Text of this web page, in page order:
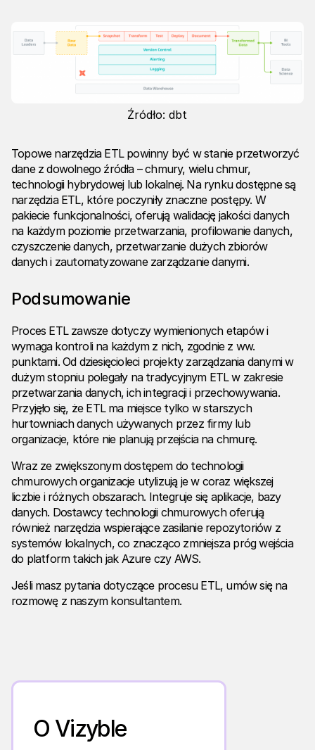
Źródło: dbt
Topowe narzędzia ETL powinny być w stanie przetworzyć
dane z dowolnego źródła – chmury, wielu chmur,
technologii hybrydowej lub lokalnej. Na rynku dostępne są
narzędzia ETL, które poczyniły znaczne postępy. W
pakiecie funkcjonalności, oferują walidację jakości danych
na każdym poziomie przetwarzania, profilowanie danych,
czyszczenie danych, przetwarzanie dużych zbiorów
danych i zautomatyzowane zarządzanie danymi.
Podsumowanie
Proces ETL zawsze dotyczy wymienionych etapów i
wymaga kontroli na każdym z nich, zgodnie z ww.
punktami. Od dziesięcioleci projekty zarządzania danymi w
dużym stopniu polegały na tradycyjnym ETL w zakresie
przetwarzania danych, ich integracji i przechowywania.
Przyjęło się, że ETL ma miejsce tylko w starszych
hurtowniach danych używanych przez firmy lub
organizacje, które nie planują przejścia na chmurę.
Wraz ze zwiększonym dostępem do technologii
chmurowych organizacje utylizują je w coraz większej
liczbie i różnych obszarach. Integruje się aplikacje, bazy
danych. Dostawcy technologii chmurowych oferują
również narzędzia wspierające zasilanie repozytoriów z
systemów lokalnych, co znacząco zmniejsza próg wejścia
do platform takich jak Azure czy AWS.
Jeśli masz pytania dotyczące procesu ETL, umów się na
rozmowę z naszym konsultantem.
O Vizyble